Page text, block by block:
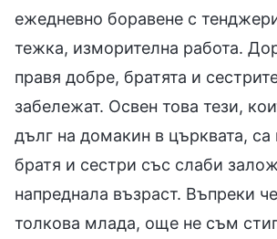
ежедневно боравене с
тежка, изморителна работа.
правя добре, братята и
забележат. Освен това тези,
дълг на домакин в църквата,
братя и сестри със слаби
напреднала възраст. Въпреки
толкова млада, още не съм